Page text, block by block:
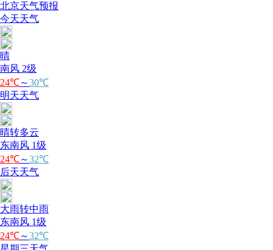
北京天气预报
今天天气
晴
南风 2级
24℃～30℃
明天天气
晴转多云
东南风 1级
24℃～32℃
后天天气
大雨转中雨
东南风 1级
24℃～32℃